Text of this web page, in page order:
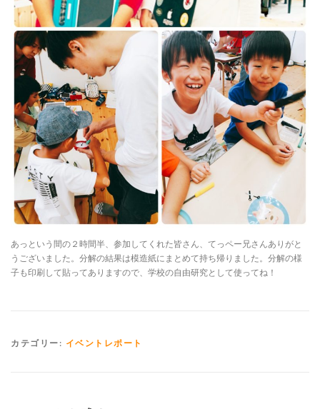
あっという間の２時間半、参加してくれた皆さん、てっペー兄さんありがと
うございました。分解の結果は模造紙にまとめて持ち帰りました。分解の様
子も印刷して貼ってありますので、学校の自由研究として使ってね！
カテゴリー: イベントレポート